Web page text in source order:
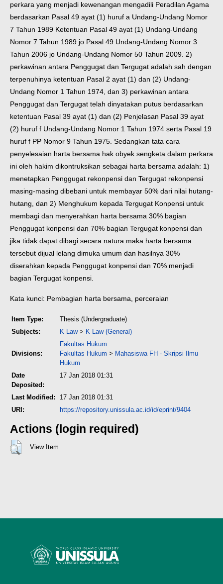
perkara yang menjadi kewenangan mengadili Peradilan Agama
berdasarkan Pasal 49 ayat (1) huruf a Undang-Undang Nomor
7 Tahun 1989 Ketentuan Pasal 49 ayat (1) Undang-Undang
Nomor 7 Tahun 1989 jo Pasal 49 Undang-Undang Nomor 3
Tahun 2006 jo Undang-Undang Nomor 50 Tahun 2009. 2)
perkawinan antara Penggugat dan Tergugat adalah sah dengan
terpenuhinya ketentuan Pasal 2 ayat (1) dan (2) Undang-
Undang Nomor 1 Tahun 1974, dan 3) perkawinan antara
Penggugat dan Tergugat telah dinyatakan putus berdasarkan
ketentuan Pasal 39 ayat (1) dan (2) Penjelasan Pasal 39 ayat
(2) huruf f Undang-Undang Nomor 1 Tahun 1974 serta Pasal 19
huruf f PP Nomor 9 Tahun 1975. Sedangkan tata cara
penyelesaian harta bersama hak obyek sengketa dalam perkara
ini oleh hakim dikontruksikan sebagai harta bersama adalah: 1)
menetapkan Penggugat rekonpensi dan Tergugat rekonpensi
masing-masing dibebani untuk membayar 50% dari nilai hutang-
hutang, dan 2) Menghukum kepada Tergugat Konpensi untuk
membagi dan menyerahkan harta bersama 30% bagian
Penggugat konpensi dan 70% bagian Tergugat konpensi dan
jika tidak dapat dibagi secara natura maka harta bersama
tersebut dijual lelang dimuka umum dan hasilnya 30%
diserahkan kepada Penggugat konpensi dan 70% menjadi
bagian Tergugat konpensi.
Kata kunci: Pembagian harta bersama, perceraian
Item Type:
Thesis (Undergraduate)
Subjects:
K Law> K Law (General)
Divisions:
Fakultas Hukum
Fakultas Hukum > Mahasiswa FH - Skripsi Ilmu
Hukum
Date
Deposited:
17 Jan 2018 01:31
Last Modified:
17 Jan 2018 01:31
URI:
https://repository.unissula.ac.id/id/eprint/9404
Actions (login required)
View Item